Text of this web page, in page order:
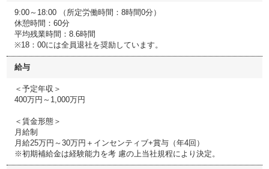
9:00～18:00 （所定労働時間：8時間0分）
休憩時間：60分
平均残業時間：8.6時間
※18：00には全員退社を奨励しています。
給与
＜予定年収＞
400万円～1,000万円
＜賃金形態＞
月給制
月給25万円～30万円＋インセンティブ+賞与（年4回）
※初期補給金は経験能力を考 慮の上当社規程により決定。